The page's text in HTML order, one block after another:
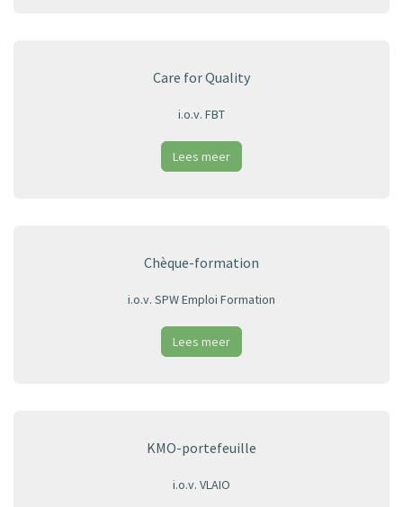
Care for Quality
i.o.v. FBT
Lees meer
Chèque-formation
i.o.v. SPW Emploi Formation
Lees meer
KMO-portefeuille
i.o.v. VLAIO